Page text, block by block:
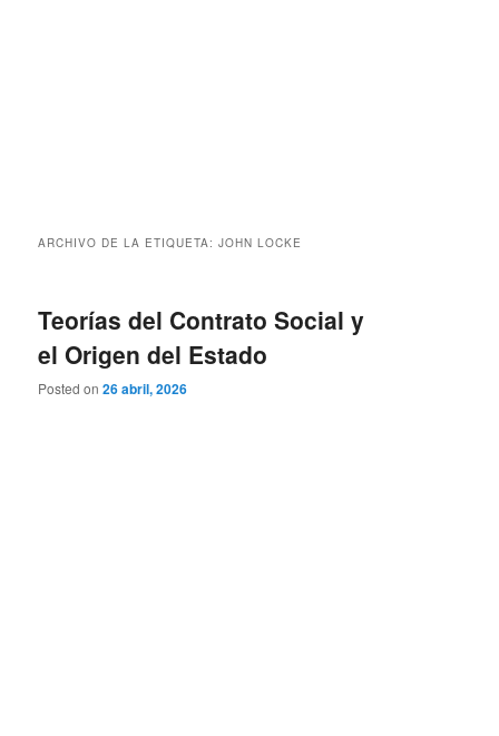
ARCHIVO DE LA ETIQUETA:JOHN LOCKE
Teorías del Contrato Social y
el Origen del Estado
Posted on26 abril, 2026